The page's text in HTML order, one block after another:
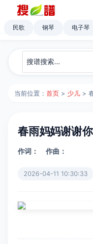
民歌 钢琴 电子琴
当前位置：首页 > 少儿 >
春雨妈妈谢谢你
作词： 作曲：
2026-04-11 10:30:33